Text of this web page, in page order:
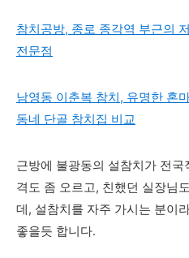
참치공방, 종로 종각역 부근의
전문점
남영동 이춘복 참치, 유명한 혼
동네 단골 참치집 비교
근방에 불광동의 설참치가 전
격도 좀 오르고, 친했던 실장님
데, 설참치를 자주 가시는 분이
좋을듯 합니다.